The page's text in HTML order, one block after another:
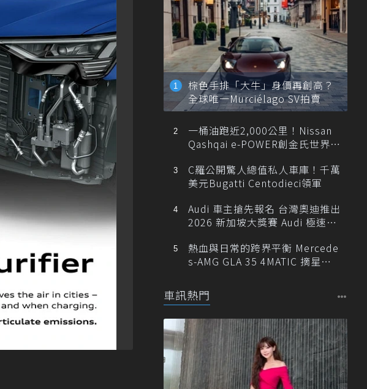
棕色手排「大牛」身價再創高？
全球唯一Murciélago SV拍賣
一桶油跑近2,000公里！Nissan
Qashqai e-POWER創金氏世界紀
C羅公開驚人總值私人車庫！千萬
美元Bugatti Centodieci領軍
Audi 車主搶先報名 台灣奧迪推出
2026 新加坡大獎賽 Audi 極速之
熱血與日常的跨界平衡 Mercede
s-AMG GLA 35 4MATIC 摘星版
車訊熱門